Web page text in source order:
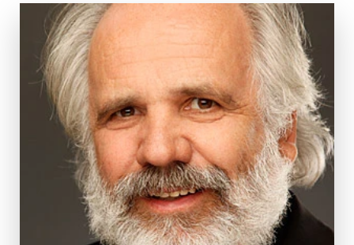
Nachhaltigkeit
Partner:innen
Abgesagt
Anmeldung & Informationen
Veranstaltungs-ID
3 Module à 3 Tage
Modul 1: 10. – 12.06.2022